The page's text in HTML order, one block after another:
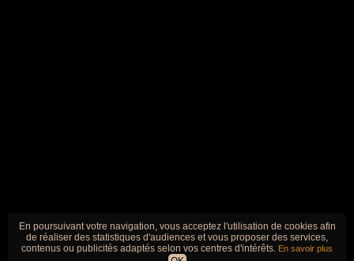
En poursuivant votre navigation, vous acceptez l'utilisation de cookies afin
de réaliser des statistiques d'audiences et vous proposer des services,
contenus ou publicités adaptés selon vos centres d'intérêts. En savoir plus